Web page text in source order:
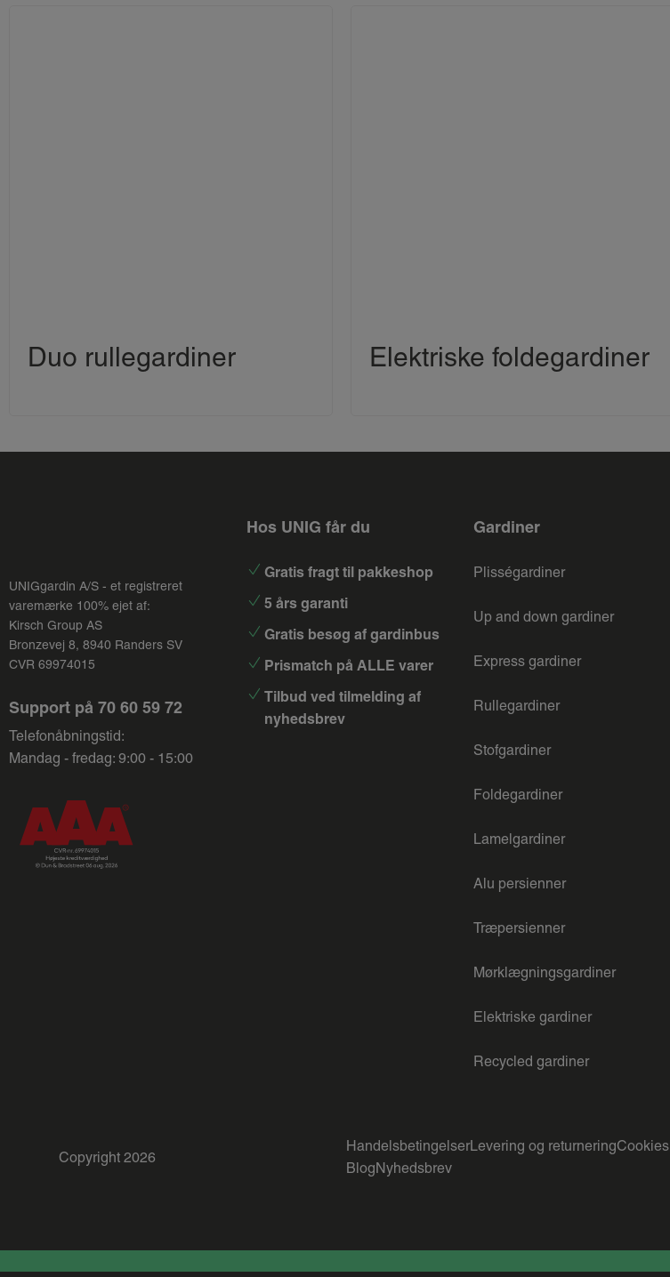
Duo rullegardiner Elektriske foldegardiner
UNIGgardin A/S - et registreret
varemærke 100% ejet af:
Kirsch Group AS
Bronzevej 8, 8940 Randers SV
CVR 69974015
Support på 70 60 59 72
Telefonåbningstid:
Mandag - fredag: 9:00 - 15:00
Hos UNIG får du
Gratis fragt til pakkeshop
5 års garanti
Gratis besøg af gardinbus
Prismatch på ALLE varer
Tilbud ved tilmelding af
nyhedsbrev
Gardiner
Plisségardiner
Up and down gardiner
Express gardiner
Rullegardiner
Stofgardiner
Foldegardiner
Lamelgardiner
Alu persienner
Træpersienner
Mørklægningsgardiner
Elektriske gardiner
Recycled gardiner
Copyright 2026
HandelsbetingelserLevering og returneringCookies
BlogNyhedsbrev